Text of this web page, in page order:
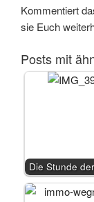
Kommentiert
sie Euch
Posts mit
Die Stunde